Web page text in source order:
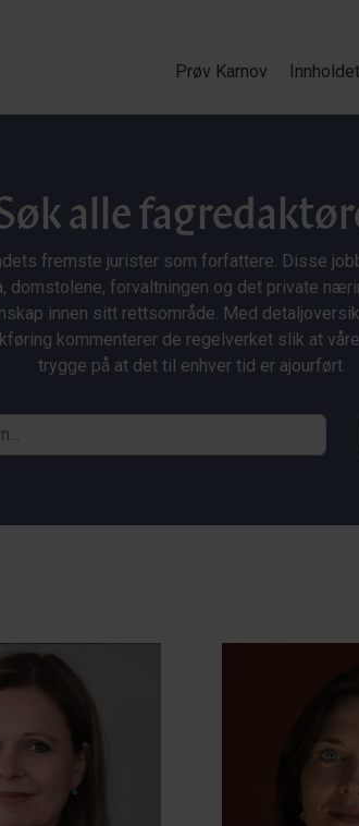
Prøv Karnov Innholdet
alle
fremste jurister som forfattere. Disse
domstolene, forvaltningen og det private
innen sitt rettsområde. Med
kommenterer de regelverket slik at
trygge på at det til enhver tid er ajourført.